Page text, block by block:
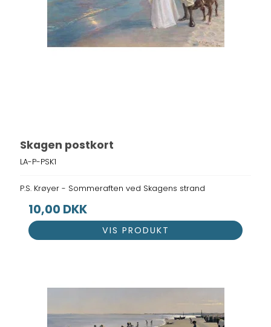
Skagen postkort
LA-P-PSK1
P.S. Krøyer - Sommeraften ved Skagens strand
10,00 DKK
VIS PRODUKT